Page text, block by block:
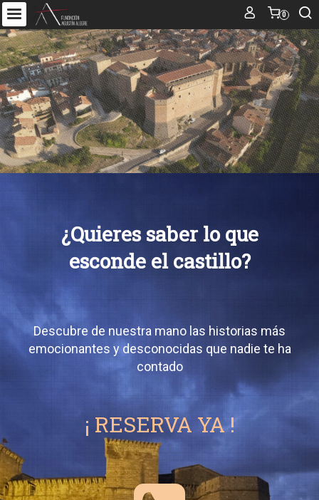
0
¿Quieres saber lo que
esconde el castillo?
Descubre de nuestra mano las historias más
emocionantes y desconocidas que nadie te ha
contado
¡ RESERVA YA !